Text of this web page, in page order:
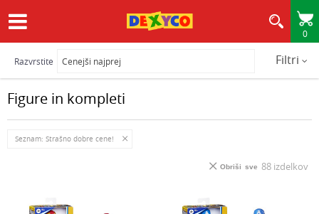
0
Figure in kompleti
Razvrstite Filtri
Seznam: Strašno dobre cene!
88 izdelkov
Obriši sve